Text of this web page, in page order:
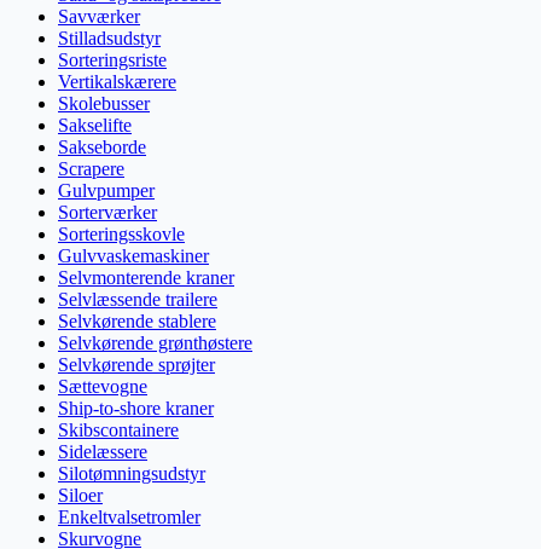
Savværker
Stilladsudstyr
Sorteringsriste
Vertikalskærere
Skolebusser
Sakselifte
Sakseborde
Scrapere
Gulvpumper
Sorterværker
Sorteringsskovle
Gulvvaskemaskiner
Selvmonterende kraner
Selvlæssende trailere
Selvkørende stablere
Selvkørende grønthøstere
Selvkørende sprøjter
Sættevogne
Ship-to-shore kraner
Skibscontainere
Sidelæssere
Silotømningsudstyr
Siloer
Enkeltvalsetromler
Skurvogne